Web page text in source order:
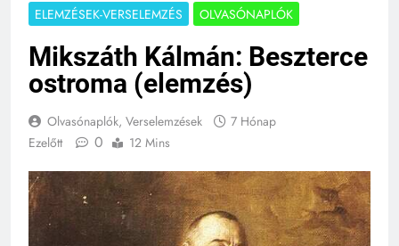
ELEMZÉSEK-VERSELEMZÉS OLVASÓNAPLÓK
Mikszáth Kálmán: Beszterce
ostroma (elemzés)
Olvasónaplók, Verselemzések
7 Hónap
Ezelőtt
0 12 Mins